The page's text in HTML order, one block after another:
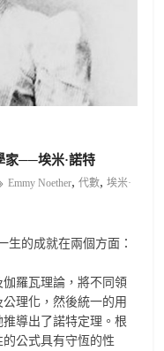
家──埃米·諾特
Emmy Noether,代數,埃米·
生的成就在兩個方面：
羅瓦理論，將不同領
理化，然後統一的用
導出了諾特定理。根
公式具有守恆的性